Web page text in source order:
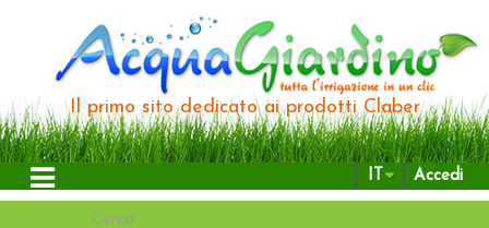
Il primo sito dedicato ai prodotti Claber
Accedi
IT